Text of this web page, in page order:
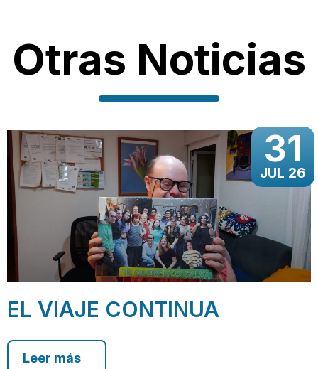
Otras Noticias
31
JUL 26
EL VIAJE CONTINUA
Leer más